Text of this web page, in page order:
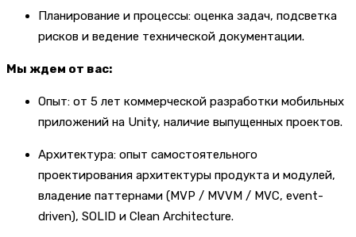
Планирование и процессы: оценка задач, подсветка
рисков и ведение технической документации.
Мы ждем от вас:
Опыт: от 5 лет коммерческой разработки мобильных
приложений на Unity, наличие выпущенных проектов.
Архитектура: опыт самостоятельного
проектирования архитектуры продукта и модулей,
владение паттернами (MVP / MVVM / MVC, event-
driven), SOLID и Clean Architecture.